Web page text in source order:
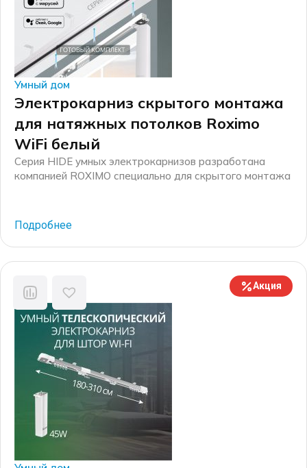
Умный дом
Электрокарниз скрытого монтажа
для натяжных потолков Roximo
WiFi белый
Серия HIDE умных электрокарнизов разработана
компанией ROXIMO специально для скрытого монтажа
профиль и заглушки для него, специальные редукторы
для электрокарниза узкого формата, соединители
профилей и крепежные элементы. В результате
электрокарниз вставляется в закладной профиль и
составляет одну плоскость с натяжным потолком.
Компания […]
Подробнее
Акция